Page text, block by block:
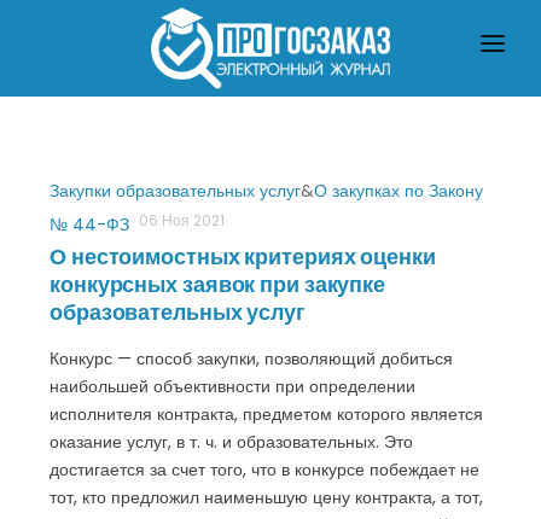
ГЛАВНАЯО ЗАКУПКАХ ПО ЗАКОНУ № 223-ФЗ
Закупки образовательных услуг&О закупках по Закону
№ 44-ФЗ 06 Ноя 2021
О нестоимостных критериях оценки
конкурсных заявок при закупке
образовательных услуг
Конкурс — способ закупки, позволяющий добиться
наибольшей объективности при определении
исполнителя контракта, предметом которого является
оказание услуг, в т. ч. и образовательных. Это
достигается за счет того, что в конкурсе побеждает не
тот, кто предложил наименьшую цену контракта, а тот,